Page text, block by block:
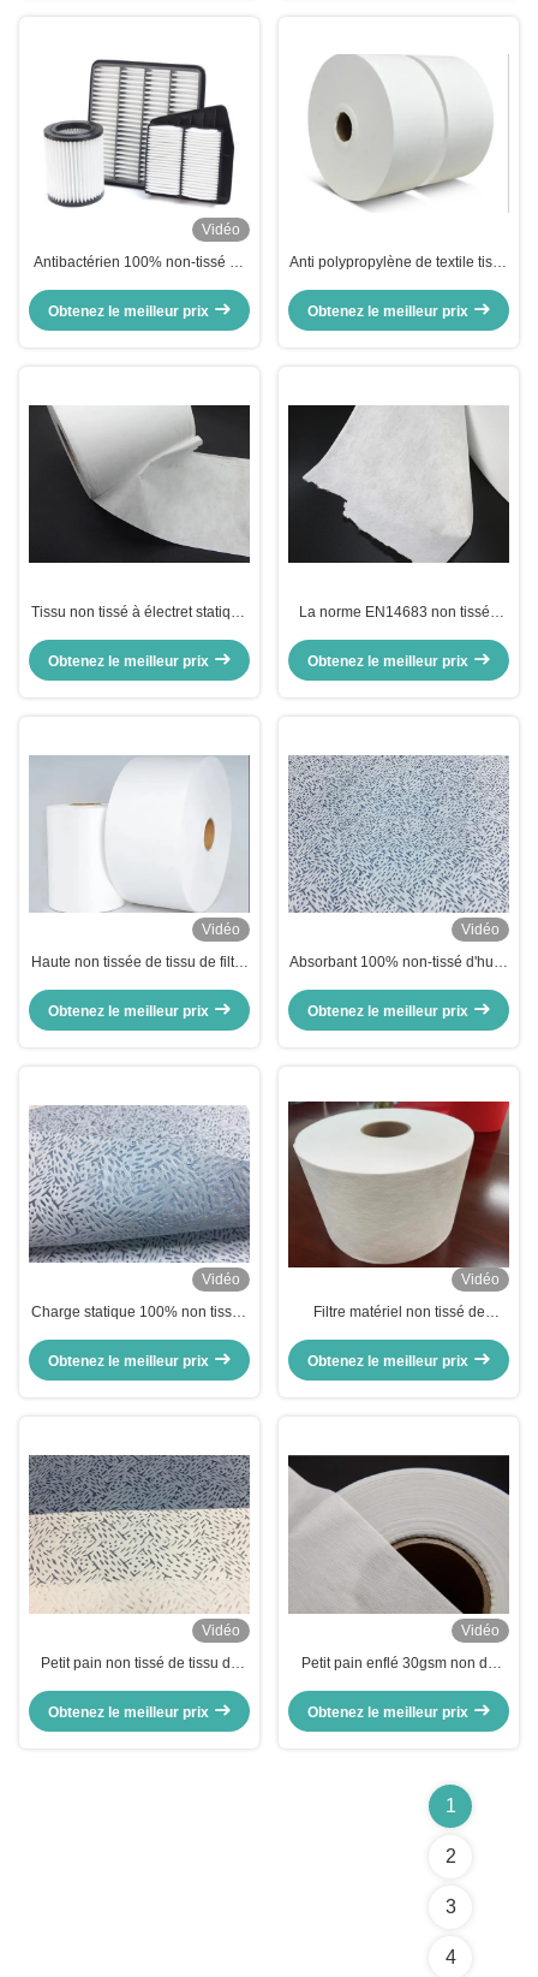
Vidéo
Antibactérien 100% non-tissé de
Meltblown de polypropylène
Obtenez le meilleur prix
Anti polypropylène de textile tissé
respirable
Obtenez le meilleur prix
Tissu non tissé à électret statique
Obtenez le meilleur prix
La norme EN14683 non tissée
filtre de tissu effectivement
Obtenez le meilleur prix
Vidéo
Haute non tissée de tissu de filtre
FFP3 de FFP1 FFP 2
Obtenez le meilleur prix
Vidéo
Absorbant 100% non-tissé d'huile
de Meltblown
Obtenez le meilleur prix
Vidéo
Charge statique 100% non tissée
Meltblown de tissu de filtre
d'absorption d'huile anti
Obtenez le meilleur prix
Vidéo
Filtre matériel non tissé de
polypropylène soufflé par fonte
de BFE99% pour le masque
Obtenez le meilleur prix
Vidéo
Petit pain non tissé de tissu de
le filtre de masque protecteur
Obtenez le meilleur prix
Vidéo
Petit pain enflé 30gsm non de
pour le masque protecteur
Obtenez le meilleur prix
1
2
3
4